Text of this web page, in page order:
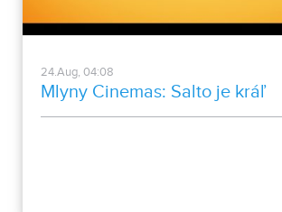
24.Aug, 04:08
Mlyny Cinemas: Salto je kráľ